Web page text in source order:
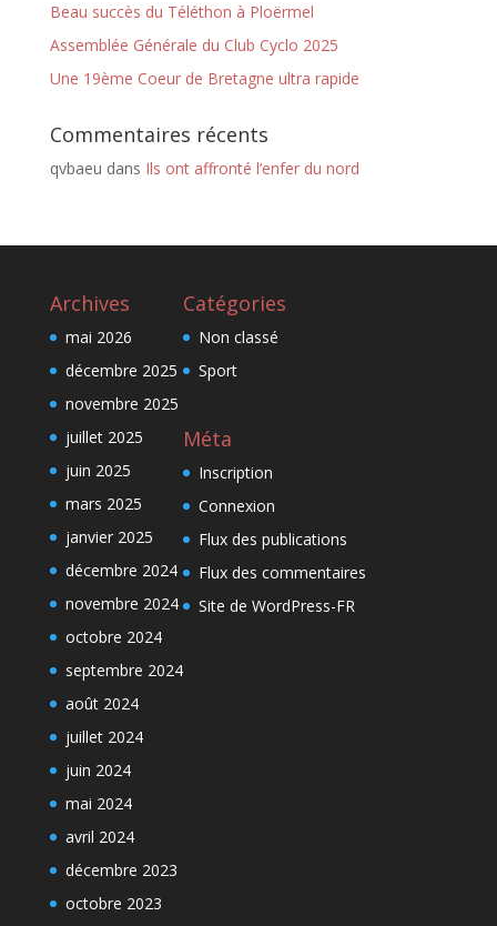
Beau succès du Téléthon à Ploërmel
Assemblée Générale du Club Cyclo 2025
Une 19ème Coeur de Bretagne ultra rapide
Commentaires récents
qvbaeu dans Ils ont affronté l’enfer du nord
Archives
mai 2026
décembre 2025
novembre 2025
juillet 2025
juin 2025
mars 2025
janvier 2025
décembre 2024
novembre 2024
octobre 2024
septembre 2024
août 2024
juillet 2024
juin 2024
mai 2024
avril 2024
décembre 2023
octobre 2023
Catégories
Non classé
Sport
Méta
Inscription
Connexion
Flux des publications
Flux des commentaires
Site de WordPress-FR